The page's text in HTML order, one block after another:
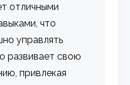
отличными
что
управлять
развивает свою
привлекая